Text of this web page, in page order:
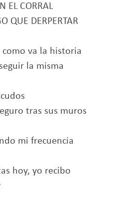
EL CORRAL
QUE DERPERTAR
como va la historia
la misma
tras sus muros
mi frecuencia
hoy, yo recibo